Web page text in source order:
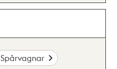
Spårvagnar